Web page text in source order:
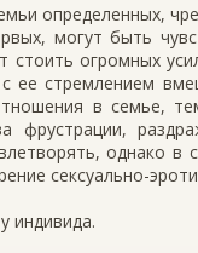
определенных,
могут быть
стоить огромных
ее стремлением
в семье,
фрустрации,
однако в
сексуально-
индивида.